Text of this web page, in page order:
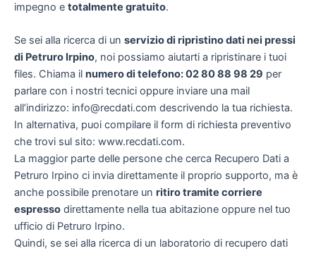
impegno e totalmente gratuito.
Se sei alla ricerca di un servizio di ripristino dati nei pressi
di Petruro Irpino, noi possiamo aiutarti a ripristinare i tuoi
files. Chiama il numero di telefono: 02 80 88 98 29 per
parlare con i nostri tecnici oppure inviare una mail
all’indirizzo: info@recdati.com descrivendo la tua richiesta.
In alternativa, puoi compilare il form di richiesta preventivo
che trovi sul sito: www.recdati.com.
La maggior parte delle persone che cerca Recupero Dati a
Petruro Irpino ci invia direttamente il proprio supporto, ma è
anche possibile prenotare un ritiro tramite corriere
espresso direttamente nella tua abitazione oppure nel tuo
ufficio di Petruro Irpino.
Quindi, se sei alla ricerca di un laboratorio di recupero dati